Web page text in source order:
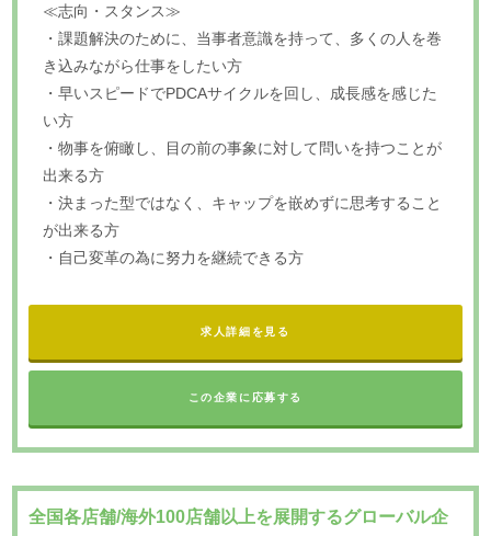
≪志向・スタンス≫
・課題解決のために、当事者意識を持って、多くの人を巻
き込みながら仕事をしたい方
・早いスピードでPDCAサイクルを回し、成長感を感じた
い方
・物事を俯瞰し、目の前の事象に対して問いを持つことが
出来る方
・決まった型ではなく、キャップを嵌めずに思考すること
が出来る方
・自己変革の為に努力を継続できる方
求人詳細を見る
この企業に応募する
全国各店舗/海外100店舗以上を展開するグローバル企